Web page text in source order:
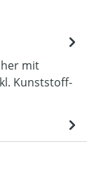
mit
Kunststoff-